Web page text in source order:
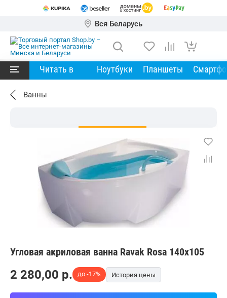
Вся Беларусь
Читать в Ноутбуки Планшеты
Ванны
Угловая акриловая ванна Ravak Rosa 140x105
2 280,00 p. до -17% История цены